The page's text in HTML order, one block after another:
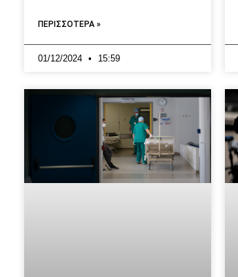
ΠΕΡΙΣΣΟΤΕΡΑ »
01/12/2024 15:59